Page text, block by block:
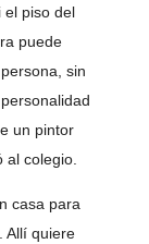
el piso del
puede
sin
un pintor
colegio.
casa para
Allí quiere